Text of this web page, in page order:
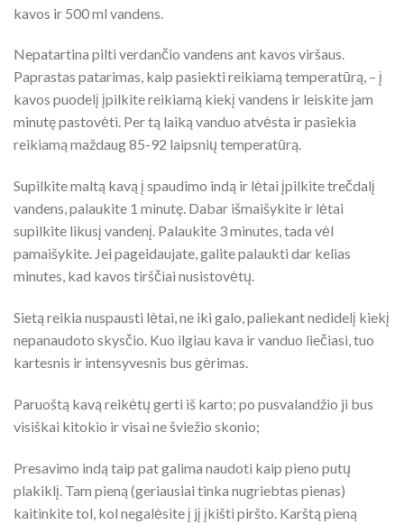
kavos ir 500 ml vandens.
Nepatartina pilti verdančio vandens ant kavos viršaus.
Paprastas patarimas, kaip pasiekti reikiamą temperatūrą, – į
kavos puodelį įpilkite reikiamą kiekį vandens ir leiskite jam
minutę pastovėti. Per tą laiką vanduo atvėsta ir pasiekia
reikiamą maždaug 85-92 laipsnių temperatūrą.
Supilkite maltą kavą į spaudimo indą ir lėtai įpilkite trečdalį
vandens, palaukite 1 minutę. Dabar išmaišykite ir lėtai
supilkite likusį vandenį. Palaukite 3 minutes, tada vėl
pamaišykite. Jei pageidaujate, galite palaukti dar kelias
minutes, kad kavos tirščiai nusistovėtų.
Sietą reikia nuspausti lėtai, ne iki galo, paliekant nedidelį kiekį
nepanaudoto skysčio. Kuo ilgiau kava ir vanduo liečiasi, tuo
kartesnis ir intensyvesnis bus gėrimas.
Paruoštą kavą reikėtų gerti iš karto; po pusvalandžio ji bus
visiškai kitokio ir visai ne šviežio skonio;
Presavimo indą taip pat galima naudoti kaip pieno putų
plakiklį. Tam pieną (geriausiai tinka nugriebtas pienas)
kaitinkite tol, kol negalėsite į jį įkišti piršto. Karštą pieną